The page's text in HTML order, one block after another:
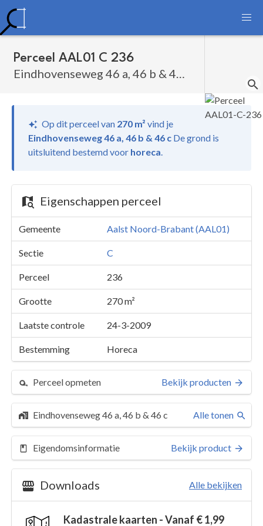
Perceel AAL01 C 236
Op dit perceel van 270 m² vind je
Eindhovenseweg 46 a, 46 b & 46 c De grond is
uitsluitend bestemd voor horeca.
Eigenschappen perceel
Gemeente Aalst Noord-Brabant (AAL01)
Sectie C
Perceel 236
Grootte 270 m²
Laatste controle 24-3-2009
Bestemming Horeca
Perceel opmeten Bekijk producten
Eindhovenseweg 46 a, 46 b & 46 c Alle tonen
Eigendomsinformatie Bekijk product
Downloads Alle bekijken
Kadastrale kaarten - Vanaf € 1,99
Perceel 236
Eindhovenseweg 46 a, 46 b & 46 c
Details
Kaarten en rapporten